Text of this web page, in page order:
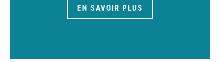
EN SAVOIR PLUS